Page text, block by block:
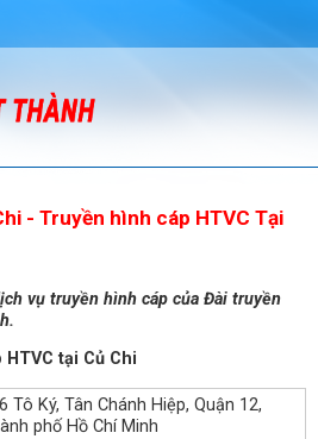
- Truyền hình cáp HTVC Tại
vụ truyền hình cáp của Đài truyền
tại Củ Chi
Tô Ký, Tân Chánh Hiệp, Quận 12,
phố Hồ Chí Minh